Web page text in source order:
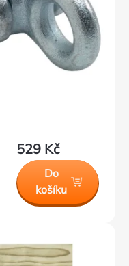
529 Kč
Do
košíku